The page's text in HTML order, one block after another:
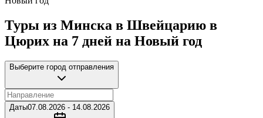
Туры из Минска в Швейцарию в
Цюрих на 7 дней на Новый год
Выберите город отправления
Даты07.08.2026 - 14.08.2026